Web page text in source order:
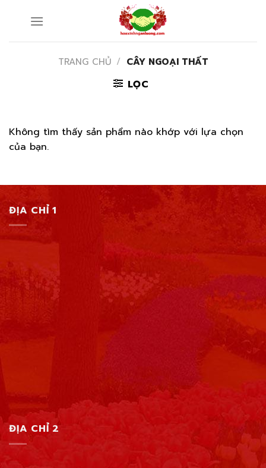
TRANG CHỦ / CÂY NGOẠI THẤT
LỌC
Không tìm thấy sản phẩm nào khớp với lựa chọn
của bạn.
ĐỊA CHỈ 1
ĐỊA CHỈ 2